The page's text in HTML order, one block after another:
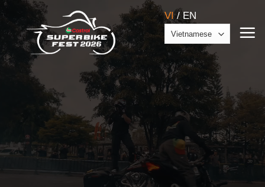
Skip
to
content
VI/EN